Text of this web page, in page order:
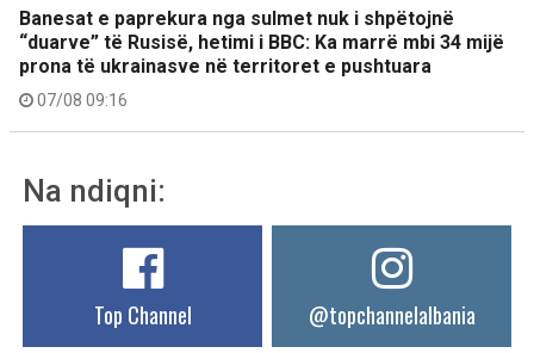
Banesat e paprekura nga sulmet nuk i shpëtojnë
“duarve” të Rusisë, hetimi i BBC: Ka marrë mbi 34 mijë
prona të ukrainasve në territoret e pushtuara
07/08 09:16
Na ndiqni:
Top Channel @topchannelalbania